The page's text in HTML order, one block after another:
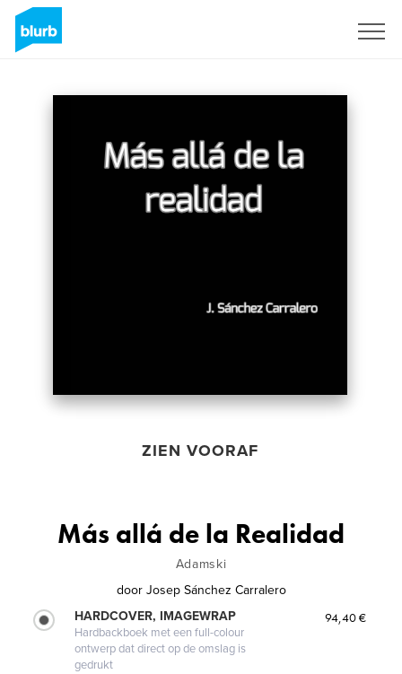
ZIEN VOORAF
Más allá de la Realidad
Adamski
door Josep Sánchez Carralero
HARDCOVER, IMAGEWRAP
Hardbackboek met een full-colour
ontwerp dat direct op de omslag is
gedrukt
94,40 €